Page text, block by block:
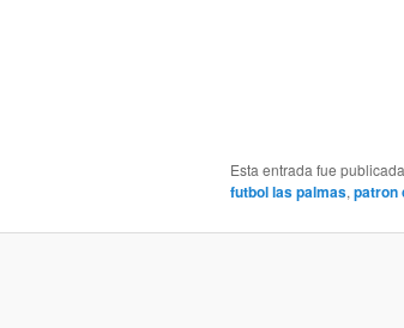
Esta entrada fue
futbol las palmas,patron